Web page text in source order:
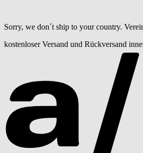
Sorry, we don´t ship to your country.
kostenloser Versand und Rückversand